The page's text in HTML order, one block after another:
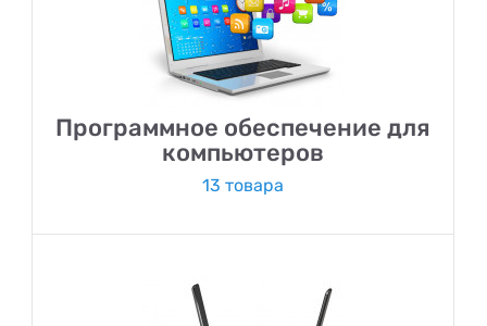
Программное обеспечение для
компьютеров
13 товара